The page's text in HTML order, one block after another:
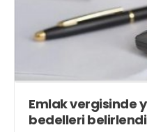
Emlak vergisinde
bedelleri belirlendi